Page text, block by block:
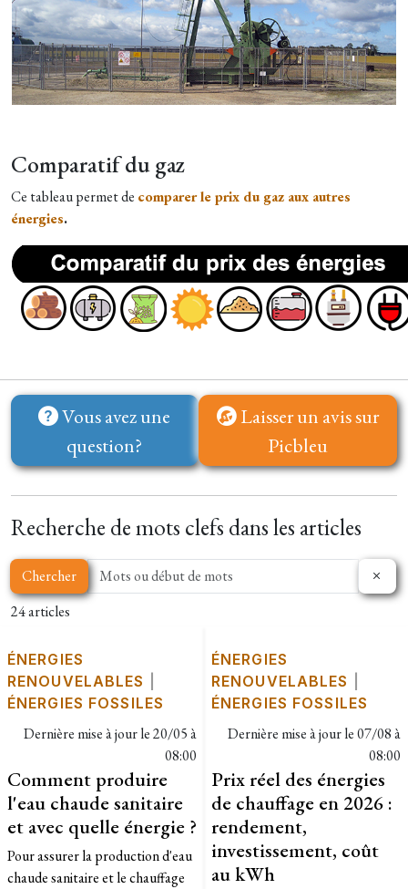
Comparatif du gaz
Ce tableau permet de comparer le prix du gaz aux autres
énergies.
Vous avez une
question?
Laisser un avis sur
Picbleu
Recherche de mots clefs dans les articles
Chercher
24 articles
ÉNERGIES
RENOUVELABLES
ÉNERGIES FOSSILES
Dernière mise à jour le20/05 à
08:00
Comment produire
l'eau chaude sanitaire
et avec quelle énergie ?
Pour assurer la production d'eau
chaude sanitaire et le chauffage
ÉNERGIES
RENOUVELABLES
ÉNERGIES FOSSILES
Dernière mise à jour le07/08 à
08:00
Prix réel des énergies
de chauffage en 2026 :
rendement,
investissement, coût
au kWh